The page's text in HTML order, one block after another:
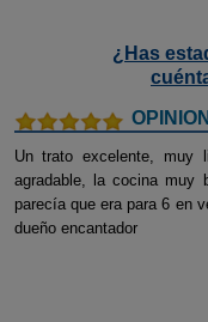
¿Has
OPINION
Un trato excelente, muy
agradable, la cocina muy
parecía que era para 6 en
dueño encantador